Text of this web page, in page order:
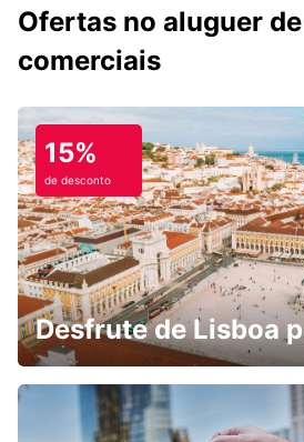
Ofertas no aluguer
comerciais
15%
de desconto
Desfrute de Lisboa